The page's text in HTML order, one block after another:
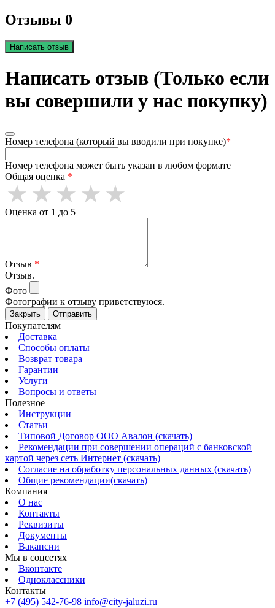
Отзывы 0
Написать отзыв
Написать отзыв (Только если
вы совершили у нас покупку)
Номер телефона (который вы вводили при покупке)*
Номер телефона может быть указан в любом формате
Общая оценка *
Оценка от 1 до 5
Отзыв *
Отзыв.
Фото
Фотографии к отзыву приветствуюся.
Закрыть Отправить
Покупателям
Доставка
Способы оплаты
Возврат товара
Гарантии
Услуги
Вопросы и ответы
Полезное
Инструкции
Статьи
Типовой Договор ООО Авалон (скачать)
Рекомендации при совершении операций с банковской
картой через сеть Интернет (скачать)
Согласие на обработку персональных данных (скачать)
Общие рекомендации(скачать)
Компания
О нас
Контакты
Реквизиты
Документы
Вакансии
Мы в соцсетях
Вконтакте
Одноклассники
Контакты
+7 (495) 542-76-98 info@city-jaluzi.ru